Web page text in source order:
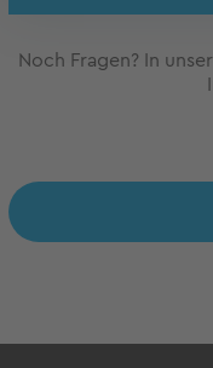
Noch Fragen? In